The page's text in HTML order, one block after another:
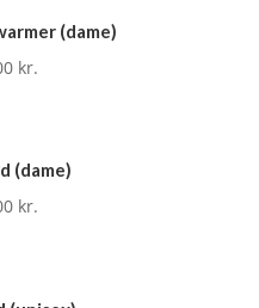
(dame)
kr.
(dame)
kr.